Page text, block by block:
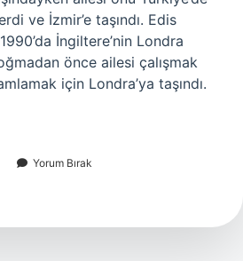
ve İzmir’e taşındı. Edis
İngiltere’nin Londra
önce ailesi çalışmak
için Londra’ya taşındı.
Yorum Bırak